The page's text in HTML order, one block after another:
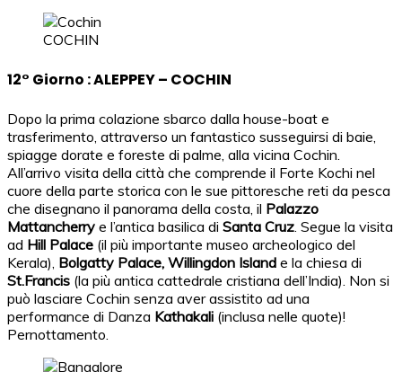
COCHIN
12° Giorno : ALEPPEY – COCHIN
Dopo la prima colazione sbarco dalla house-boat e
trasferimento, attraverso un fantastico susseguirsi di baie,
spiagge dorate e foreste di palme, alla vicina Cochin.
All’arrivo visita della città che comprende il Forte Kochi nel
cuore della parte storica con le sue pittoresche reti da pesca
che disegnano il panorama della costa, il Palazzo
Mattancherry e l’antica basilica di Santa Cruz. Segue la visita
ad Hill Palace (il più importante museo archeologico del
Kerala), Bolgatty Palace, Willingdon Island e la chiesa di
St.Francis (la più antica cattedrale cristiana dell’India). Non si
può lasciare Cochin senza aver assistito ad una
performance di Danza Kathakali (inclusa nelle quote)!
Pernottamento.